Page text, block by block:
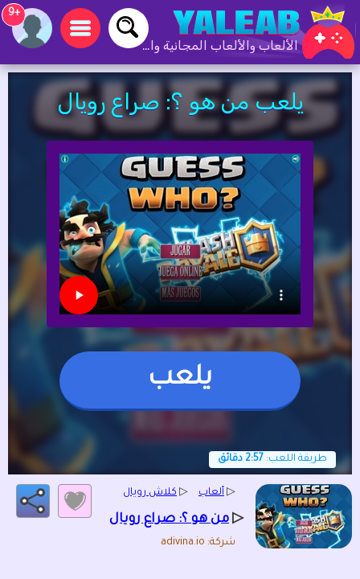
الألعاب والألعاب المجانية والألعاب عبر الإنترنت
+9
يلعب من هو ؟: صراع رويال
يلعب
طريقة اللعب: 2:57 دقائق
▷ ألعاب ▷ كلاش رويال
▷ من هو ؟: صراع رويال
شركة: adivina.io